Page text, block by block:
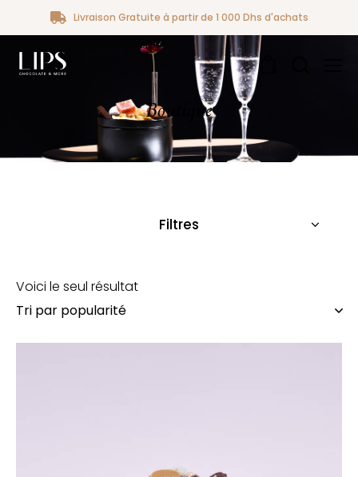
Livraison Gratuite à partir de 1 000 Dhs d'achats
Boutique
Voici le seul résultat
Filtres